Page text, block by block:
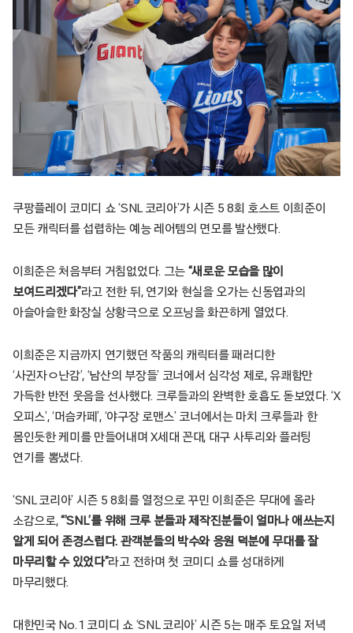
쿠팡플레이 코미디 쇼 ‘SNL 코리아’가 시즌 5 8회 호스트 이희준이
모든 캐릭터를 섭렵하는 예능 레어템의 면모를 발산했다.
이희준은 처음부터 거침없었다. 그는 “새로운 모습을 많이
보여드리겠다”라고 전한 뒤, 연기와 현실을 오가는 신동엽과의
아슬아슬한 화장실 상황극으로 오프닝을 화끈하게 열었다.
이희준은 지금까지 연기했던 작품의 캐릭터를 패러디한
‘사귄자ㅇ난감’, ‘남산의 부장들’ 코너에서 심각성 제로, 유쾌함만
가득한 반전 웃음을 선사했다. 크루들과의 완벽한 호흡도 돋보였다. ‘X
오피스’, ‘머슴카페’, ‘야구장 로맨스’ 코너에서는 마치 크루들과 한
몸인듯한 케미를 만들어내며 X세대 꼰대, 대구 사투리와 플러팅
연기를 뽐냈다.
‘SNL 코리아’ 시즌 5 8회를 열정으로 꾸민 이희준은 무대에 올라
소감으로,“’SNL’를 위해 크루 분들과 제작진분들이 얼마나 애쓰는지
알게 되어 존경스럽다. 관객분들의 박수와 응원 덕분에 무대를 잘
마무리할 수 있었다”라고 전하며 첫 코미디 쇼를 성대하게
마무리했다.
대한민국 No. 1 코미디 쇼 ‘SNL 코리아’ 시즌 5는 매주 토요일 저녁